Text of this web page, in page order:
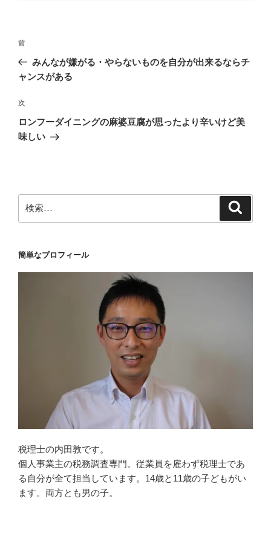
投
ナ
ゲ
ー
シ
前
の
投
前
みんなが嫌がる・やらないものを自分が出来るならチ
ャンスがある
次
の
投
次
ロンフーダイニングの麻婆豆腐が思ったより辛いけど美
味しい
索:
簡単なプロフィール
税理士の内田敦です。
個人事業主の税務調査専門。従業員を雇わず税理士であ
る自分が全て担当しています。14歳と11歳の子どもがい
ます。両方とも男の子。